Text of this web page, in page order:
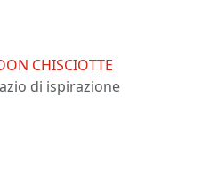
CHISCIOTTE
di ispirazione